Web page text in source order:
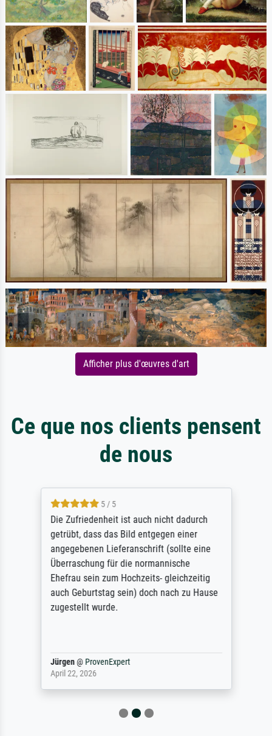
Afficher plus d'œuvres d'art
Ce que nos clients pensent
de nous
5 / 5
Die Zufriedenheit ist auch nicht dadurch
getrübt, dass das Bild entgegen einer
angegebenen Lieferanschrift (sollte eine
Überraschung für die normannische
Ehefrau sein zum Hochzeits- gleichzeitig
auch Geburtstag sein) doch nach zu Hause
zugestellt wurde.
Jürgen@ ProvenExpert
April 22, 2026